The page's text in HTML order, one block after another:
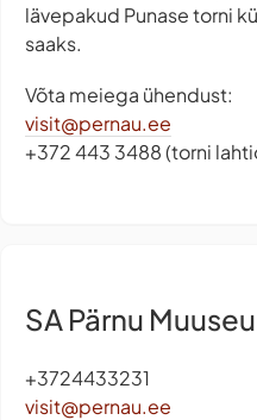
lävepakud Punase torni
saaks.
Võta meiega ühendust:
visit@pernau.ee
+372 443 3488 (torni
SA Pärnu
+3724433231
visit@pernau.ee